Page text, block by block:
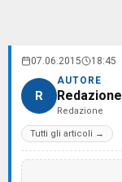
07.06.2015 18:45
R
AUTORE
Redazione
Redazione
Tutti gli articoli →